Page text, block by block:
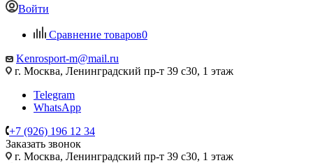
Войти
Сравнение товаров0
Kenrosport-m@mail.ru
г. Москва, Ленинградский пр-т 39 с30, 1 этаж
Telegram
WhatsApp
+7 (926) 196 12 34
Заказать звонок
г. Москва, Ленинградский пр-т 39 с30, 1 этаж